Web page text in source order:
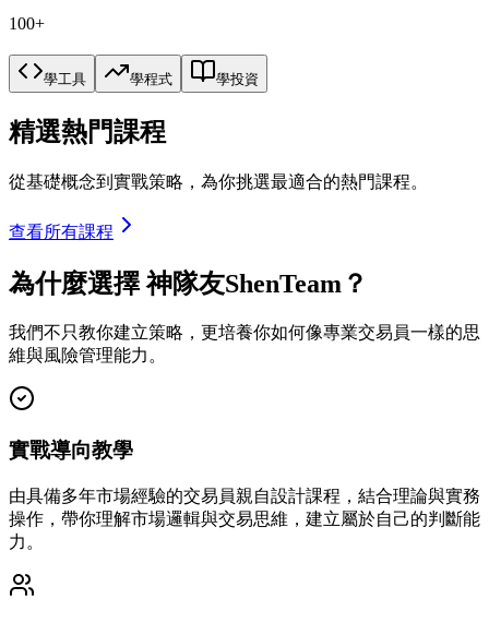
100+
學工具 學程式 學投資
精選熱門課程
從基礎概念到實戰策略，為你挑選最適合的熱門課程。
查看所有課程
為什麼選擇 神隊友ShenTeam？
我們不只教你建立策略，更培養你如何像專業交易員一樣的思
維與風險管理能力。
實戰導向教學
由具備多年市場經驗的交易員親自設計課程，結合理論與實務
操作，帶你理解市場邏輯與交易思維，建立屬於自己的判斷能
力。